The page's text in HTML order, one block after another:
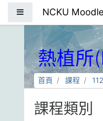
NCKU Moodle
熱植所
首頁 課程
課程類別